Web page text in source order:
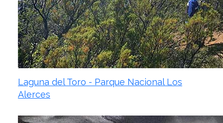
Laguna del Toro - Parque Nacional Los
Alerces